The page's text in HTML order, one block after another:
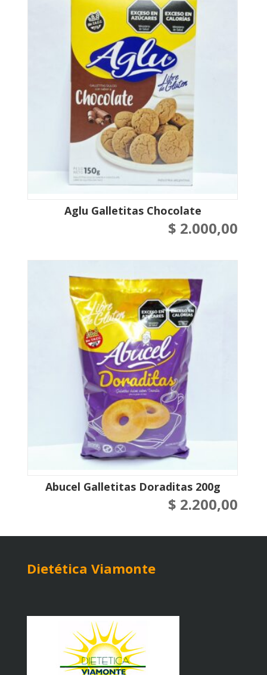
Aglu Galletitas Chocolate
$ 2.000,00
Abucel Galletitas Doraditas 200g
$ 2.200,00
Dietética Viamonte